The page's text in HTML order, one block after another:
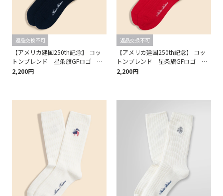
返品交換不可
【アメリカ建国250th記念】 コッ
トンブレンド 星条旗GFロゴ ク
ルーソックス ＜ウィメンズ＞
2,200円
返品交換不可
【アメリカ建国250th記念】 コッ
トンブレンド 星条旗GFロゴ ク
ルーソックス ＜ウィメンズ＞
2,200円